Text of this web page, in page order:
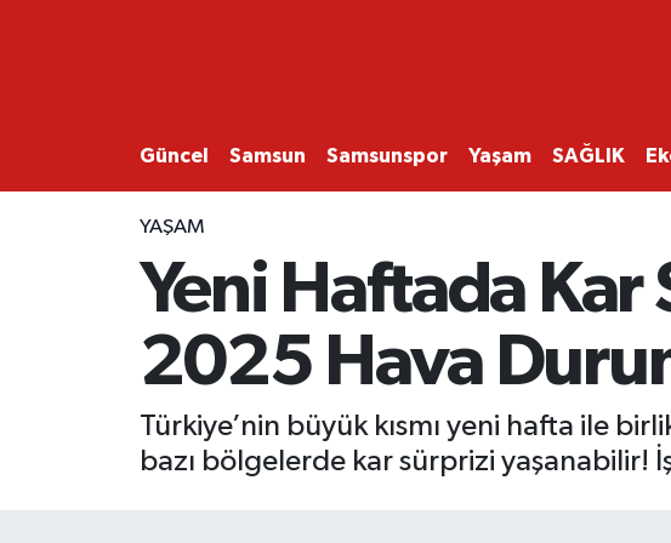
Güncel Samsun Samsunspor Yaşam SAĞLIK
YAŞAM
Yeni Haftada Kar
2025 Hava
Türkiye’nin büyük kısmı yeni hafta ile
bazı bölgelerde kar sürprizi yaşanabilir!
SAMSUN
SAMSUNSPOR
EKONOMİ